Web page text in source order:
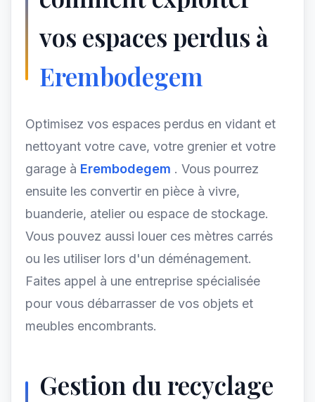
vos espaces perdus à
Erembodegem
Optimisez vos espaces perdus en vidant et
nettoyant votre cave, votre grenier et votre
garage à Erembodegem . Vous pourrez
ensuite les convertir en pièce à vivre,
buanderie, atelier ou espace de stockage.
Vous pouvez aussi louer ces mètres carrés
ou les utiliser lors d'un déménagement.
Faites appel à une entreprise spécialisée
pour vous débarrasser de vos objets et
meubles encombrants.
Gestion du recyclage